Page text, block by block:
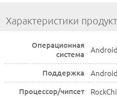
Характеристики
Операционная
система
Android
Поддержка
Процессор/чипсет